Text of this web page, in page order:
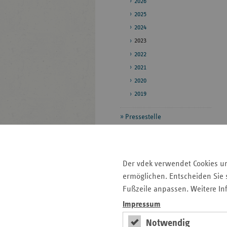
Der vdek verwendet Cookies
ermöglichen. Entscheiden
Fußzeile anpassen. Weitere
Impressum
Notwendig
2025
2024
2023
2022
2021
2020
2019
Pressestelle
Gesundheitswesen
Veröffentlichungen
Seitenleiste
Auf einen Blick